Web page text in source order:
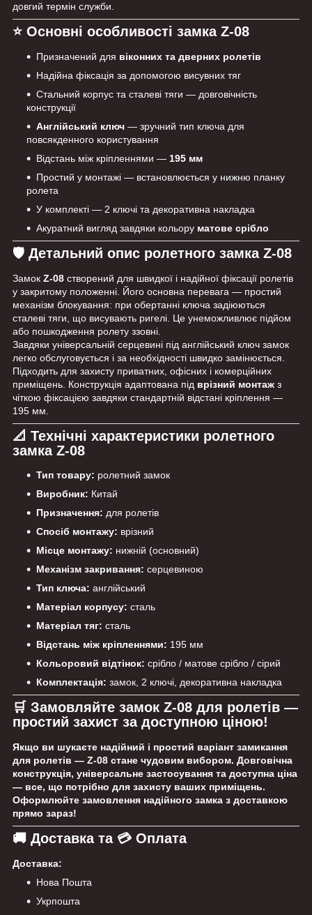
довгий термін служби.
⭐ Основні особливості замка Z-08
Призначений для віконних та дверних ролетів
Надійна фіксація за допомогою висувних тяг
Стальний корпус та сталеві тяги — довговічність
конструкції
Англійський ключ — зручний тип ключа для
повсякденного користування
Відстань між кріпленнями — 195 мм
Простий у монтажі — встановлюється у нижню планку
ролета
У комплекті — 2 ключі та декоративна накладка
Акуратний вигляд завдяки кольору матове срібло
🛡 Детальний опис ролетного замка Z-08
Замок Z-08 створений для швидкої і надійної фіксації ролетів
у закритому положенні. Його основна перевага — простий
механізм блокування: при обертанні ключа задіюються
сталеві тяги, що висувають ригелі. Це унеможливлює підйом
або пошкодження ролету ззовні.
Завдяки універсальній серцевині під англійський ключ замок
легко обслуговується і за необхідності швидко замінюється.
Підходить для захисту приватних, офісних і комерційних
приміщень. Конструкція адаптована під врізний монтаж з
чіткою фіксацією завдяки стандартній відстані кріплення —
195 мм.
📐 Технічні характеристики ролетного
замка Z-08
Тип товару: ролетний замок
Виробник: Китай
Призначення: для ролетів
Спосіб монтажу: врізний
Місце монтажу: нижній (основний)
Механізм закривання: серцевиною
Тип ключа: англійський
Матеріал корпусу: сталь
Матеріал тяг: сталь
Відстань між кріпленнями: 195 мм
Кольоровий відтінок: срібло / матове срібло / сірий
Комплектація: замок, 2 ключі, декоративна накладка
🛒 Замовляйте замок Z-08 для ролетів —
простий захист за доступною ціною!
Якщо ви шукаєте надійний і простий варіант замикання
для ролетів — Z-08 стане чудовим вибором. Довговічна
конструкція, універсальне застосування та доступна ціна
— все, що потрібно для захисту ваших приміщень.
Оформлюйте замовлення надійного замка з доставкою
прямо зараз!
🚚 Доставка та 💳 Оплата
Доставка:
Нова Пошта
Укрпошта